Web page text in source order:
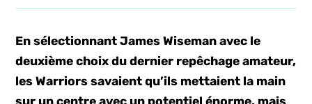
En sélectionnant James Wiseman avec le
deuxième choix du dernier repêchage amateur,
les Warriors savaient qu’ils mettaient la main
sur un centre avec un potentiel énorme, mais